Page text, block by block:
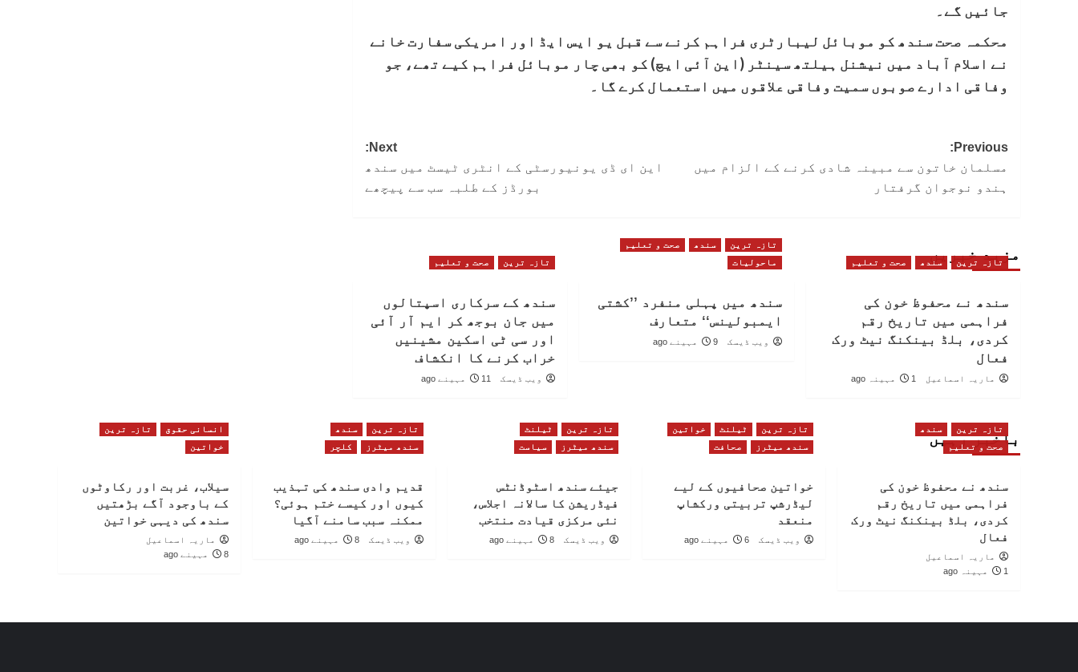
جائیں گے۔
محکمہ صحت سندھ کو موبائل لیبارٹری فراہم کرنے سے قبل یو ایس ایڈ اور امریکی سفارت خانے
نے اسلام آباد میں نیشنل ہیلتھ سینٹر (این آئی ایچ) کو بھی چار موبائل فراہم کیے تھے، جو
وفاقی ادارے صوبوں سمیت وفاقی علاقوں میں استعمال کرے گا۔
Post
navigation
Previous:
مسلمان خاتون سے مبینہ شادی کرنے کے الزام میں
ہندو نوجوان گرفتار
Next:
این ای ڈی یونیورسٹی کے انٹری ٹیسٹ میں سندھ
بورڈز کے طلبہ سب سے پیچھے
مزید خبریں
تازہ ترین سندھ صحت و تعلیم
سندھ نے محفوظ خون کی
فراہمی میں تاریخ رقم
کردی، بلڈ بینکنگ نیٹ ورک
فعال
ماریہ اسماعیل 1 مہینہ ago
تازہ ترین سندھ
صحت و تعلیم
ماحولیات
سندھ میں پہلی منفرد ’’کشتی
ایمبولینس‘‘ متعارف
ویب ڈیسک 9 مہینے ago
تازہ ترین صحت و تعلیم
سندھ کے سرکاری اسپتالوں
میں جان بوجھ کر ایم آر آئی
اور سی ٹی اسکین مشینیں
خراب کرنے کا انکشاف
ویب ڈیسک 11 مہینے ago
باخبر رہیں
تازہ ترین
سندھ
صحت و تعلیم
سندھ نے محفوظ خون کی
فراہمی میں تاریخ رقم
کردی، بلڈ بینکنگ نیٹ ورک
فعال
ماریہ اسماعیل
1 مہینہ ago
تازہ ترین ٹیلنٹ
خواتین
سندھ میٹرز
صحافت
خواتین صحافیوں کے لیے
لیڈرشپ تربیتی ورکشاپ
منعقد
ویب ڈیسک 6 مہینے ago
تازہ ترین
ٹیلنٹ
سندھ میٹرز
سیاست
جیئے سندھ اسٹوڈنٹس
فیڈریشن کا سالانہ اجلاس،
نئی مرکزی قیادت منتخب
ویب ڈیسک 8 مہینے ago
تازہ ترین
سندھ
سندھ میٹرز
کلچر
قدیم وادی سندھ کی تہذیب
کیوں اور کیسے ختم ہوئی؟
ممکنہ سبب سامنے آگیا
ویب ڈیسک 8 مہینے ago
انسانی حقوق
تازہ ترین
خواتین
سیلاب، غربت اور رکاوٹوں
کے باوجود آگے بڑھتیں
سندھ کی دیہی خواتین
ماریہ اسماعیل
8 مہینے ago